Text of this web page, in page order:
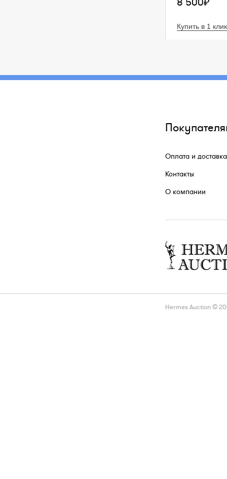
Купить в 1 клик
Оплата и доставка
Контакты
О компании
Hermes Auction ©